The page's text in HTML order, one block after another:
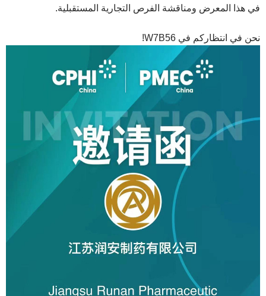
في هذا المعرض ومناقشة الفرص التجارية المستقبلية.
نحن في انتظاركم في W7B56!